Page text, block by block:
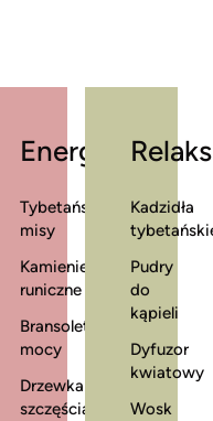
Energia
Tybetańskie
misy
Kamienie
runiczne
Bransoletki
mocy
Drzewka
szczęścia
Relaks
Kadzidła
Pudry
do
kąpieli
Dyfuzor
kwiatowy
Wosk